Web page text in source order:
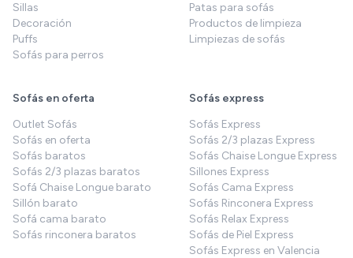
Sillas
Decoración
Puffs
Sofás para perros
Patas para sofás
Productos de limpieza
Limpiezas de sofás
Sofás en oferta
Outlet Sofás
Sofás en oferta
Sofás baratos
Sofás 2/3 plazas baratos
Sofá Chaise Longue barato
Sillón barato
Sofá cama barato
Sofás rinconera baratos
Sofás express
Sofás Express
Sofás 2/3 plazas Express
Sofás Chaise Longue Express
Sillones Express
Sofás Cama Express
Sofás Rinconera Express
Sofás Relax Express
Sofás de Piel Express
Sofás Express en Valencia